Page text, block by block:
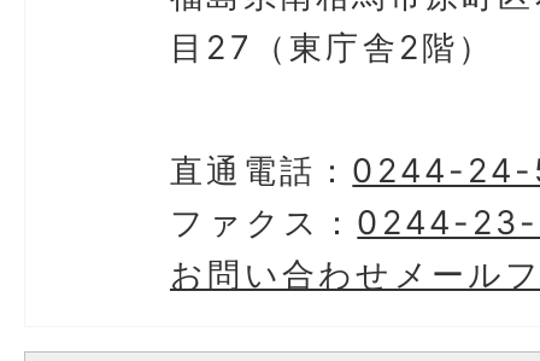
目27（東庁舎2階）
直通電話： 0244-
ファクス： 0244-
お問い合わせメール